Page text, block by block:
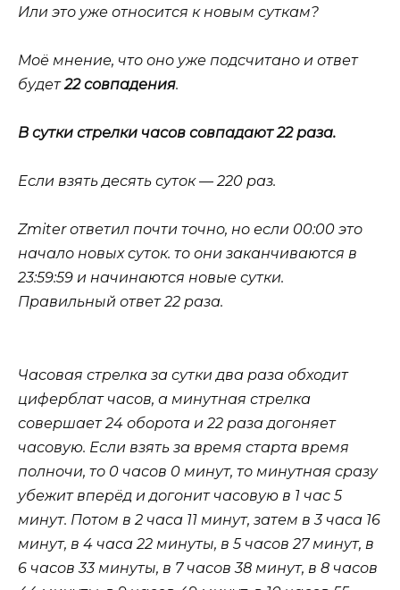
Или это уже относится к новым суткам?
Моё мнение, что оно уже подсчитано и ответ
будет22 совпадения.
В сутки стрелки часов совпадают 22 раза.
Если взять десять суток — 220 раз.
Zmiter ответил почти точно, но если 00:00 это
начало новых суток. то они заканчиваются в
23:59:59 и начинаются новые сутки.
Правильный ответ 22 раза.
Часовая стрелка за сутки два раза обходит
циферблат часов, а минутная стрелка
совершает 24 оборота и 22 раза догоняет
часовую. Если взять за время старта время
полночи, то 0 часов 0 минут, то минутная сразу
убежит вперёд и догонит часовую в 1 час 5
минут. Потом в 2 часа 11 минут, затем в 3 часа 16
минут, в 4 часа 22 минуты, в 5 часов 27 минут, в
6 часов 33 минуты, в 7 часов 38 минут, в 8 часов